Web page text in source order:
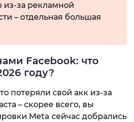
из-за рекламной
– отдельная большая
Facebook: что
году?
потеряли свой акк из-за
– скорее всего, вы
Meta сейчас добрались